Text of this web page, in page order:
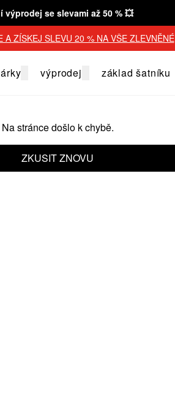
výprodej se slevami až 50 % 💥
A ZÍSKEJ SLEVU 20 % NA VŠE ZLEVNĚNÉ
výprodej základ šatníku
Na stránce došlo k chybě.
ZKUSIT ZNOVU